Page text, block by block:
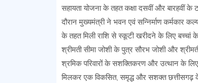
सहायता योजना के तहत कक्षा दसवीं और बारहवीं के
दौरान मुख्यमंत्री ने भवन एवं सन्निर्माण कर्मकार
के तहत मिली राशि से स्कूटी खरीदने के लिए बच्चां
श्रीमती सीमा जोशी के पुत्र सौरभ जोशी और
श्रमिक परिवारों के सशक्तिकरण और उत्थान के
मिलकर एक विकसित, समृद्ध और सशक्त छत्तीसगढ़